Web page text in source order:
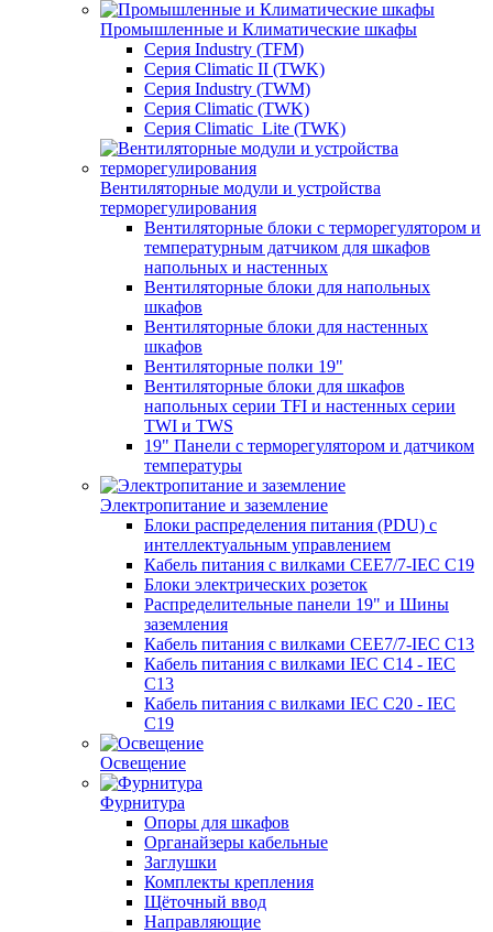
Промышленные и Климатические шкафы
Серия Industry (TFM)
Серия Climatic II (TWK)
Серия Industry (TWM)
Серия Climatic (TWK)
Серия Climatic_Lite (TWK)
Вентиляторные модули и устройства
терморегулирования
Вентиляторные блоки с терморегулятором и
температурным датчиком для шкафов
напольных и настенных
Вентиляторные блоки для напольных
шкафов
Вентиляторные блоки для настенных
шкафов
Вентиляторные полки 19"
Вентиляторные блоки для шкафов
напольных серии TFI и настенных серии
TWI и TWS
19" Панели с терморегулятором и датчиком
температуры
Электропитание и заземление
Блоки распределения питания (PDU) с
интеллектуальным управлением
Кабель питания с вилками CEE7/7-IEC C19
Блоки электрических розеток
Распределительные панели 19" и Шины
заземления
Кабель питания с вилками CEE7/7-IEC C13
Кабель питания с вилками IEC C14 - IEC
C13
Кабель питания с вилками IEC C20 - IEC
C19
Освещение
Фурнитура
Опоры для шкафов
Органайзеры кабельные
Заглушки
Комплекты крепления
Щёточный ввод
Направляющие